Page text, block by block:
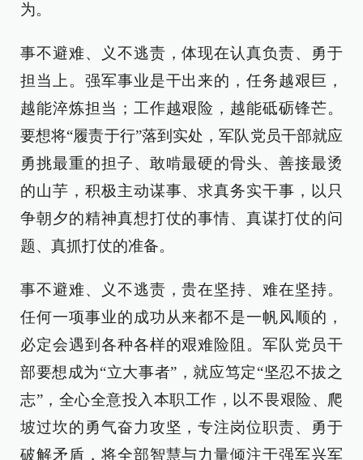
为。
事不避难、义不逃责，体现在认真负责、勇于
担当上。强军事业是干出来的，任务越艰巨，
越能淬炼担当；工作越艰险，越能砥砺锋芒。
要想将“履责于行”落到实处，军队党员干部就应
勇挑最重的担子、敢啃最硬的骨头、善接最烫
的山芋，积极主动谋事、求真务实干事，以只
争朝夕的精神真想打仗的事情、真谋打仗的问
题、真抓打仗的准备。
事不避难、义不逃责，贵在坚持、难在坚持。
任何一项事业的成功从来都不是一帆风顺的，
必定会遇到各种各样的艰难险阻。军队党员干
部要想成为“立大事者”，就应笃定“坚忍不拔之
志”，全心全意投入本职工作，以不畏艰险、爬
坡过坎的勇气奋力攻坚，专注岗位职责、勇于
破解矛盾，将全部智慧与力量倾注于强军兴军